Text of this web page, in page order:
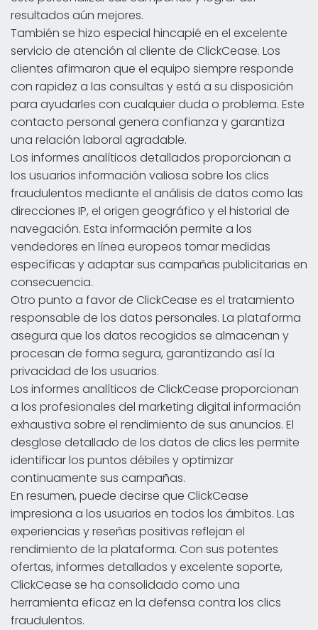
resultados aún mejores.
También se hizo especial hincapié en el excelente
servicio de atención al cliente de ClickCease. Los
clientes afirmaron que el equipo siempre responde
con rapidez a las consultas y está a su disposición
para ayudarles con cualquier duda o problema. Este
contacto personal genera confianza y garantiza
una relación laboral agradable.
Los informes analíticos detallados proporcionan a
los usuarios información valiosa sobre los clics
fraudulentos mediante el análisis de datos como las
direcciones IP, el origen geográfico y el historial de
navegación. Esta información permite a los
vendedores en línea europeos tomar medidas
específicas y adaptar sus campañas publicitarias en
consecuencia.
Otro punto a favor de ClickCease es el tratamiento
responsable de los datos personales. La plataforma
asegura que los datos recogidos se almacenan y
procesan de forma segura, garantizando así la
privacidad de los usuarios.
Los informes analíticos de ClickCease proporcionan
a los profesionales del marketing digital información
exhaustiva sobre el rendimiento de sus anuncios. El
desglose detallado de los datos de clics les permite
identificar los puntos débiles y optimizar
continuamente sus campañas.
En resumen, puede decirse que ClickCease
impresiona a los usuarios en todos los ámbitos. Las
experiencias y reseñas positivas reflejan el
rendimiento de la plataforma. Con sus potentes
ofertas, informes detallados y excelente soporte,
ClickCease se ha consolidado como una
herramienta eficaz en la defensa contra los clics
fraudulentos.